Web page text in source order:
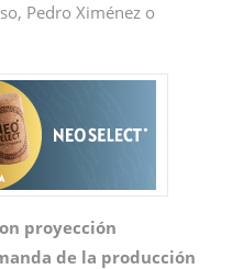
Pedro Ximénez o
proyección
de la producción